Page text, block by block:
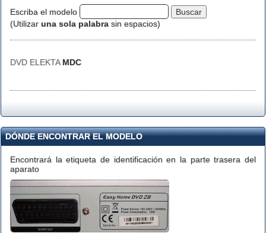
Escriba el modelo
(Utilizar una sola palabra sin espacios)
DVD ELEKTA MDC
DÓNDE ENCONTRAR EL MODELO
Encontrará la etiqueta de identificación en la parte trasera del
aparato